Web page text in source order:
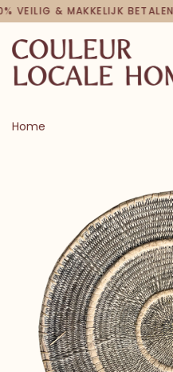
VEILIG & MAKKELIJK BETALEN
Home